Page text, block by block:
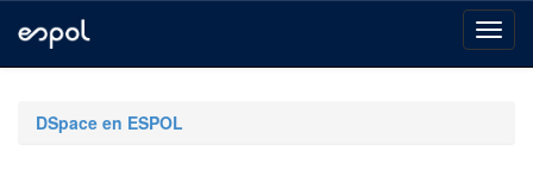
navigationDSpace en ESPOL